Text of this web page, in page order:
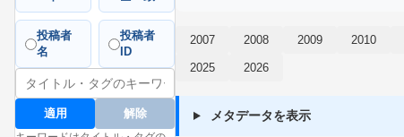
投稿者
名
投稿者
ID
適用 解除
2007 2008 2009 2010
2025 2026
メタデータを表示